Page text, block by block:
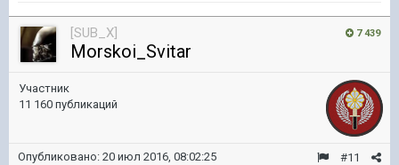
7 439
[SUB_X]
Morskoi_Svitar
Участник
11 160 публикаций
#11
Опубликовано: 20 июл 2016, 08:02:25